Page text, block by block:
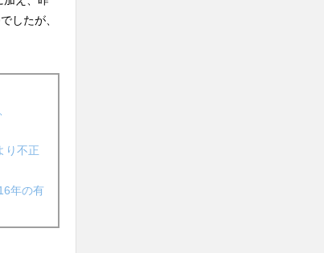
したが、
り不正
年の有